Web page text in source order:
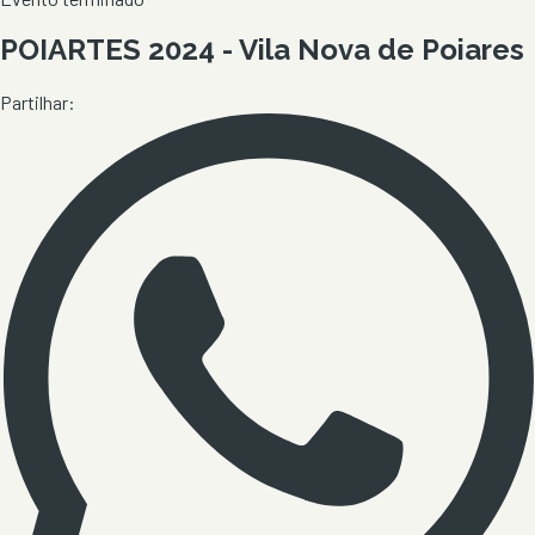
POIARTES 2024 - Vila Nova de Poiares
Partilhar: